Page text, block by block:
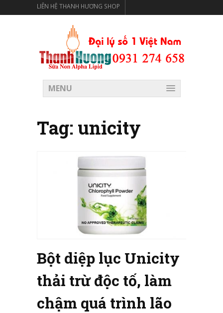
LIÊN HỆ THANH HƯƠNG SHOP
CHO SỨC KHỎE
MENU
Tag: unicity
Bột diệp lục Unicity
thải trừ độc tố, làm
chậm quá trình lão